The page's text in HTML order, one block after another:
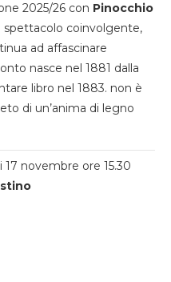
2025/26 con Pinocchio
spettacolo coinvolgente,
ad affascinare
nasce nel 1881 dalla
libro nel 1883. non è
di un’anima di legno
novembre ore 15.30